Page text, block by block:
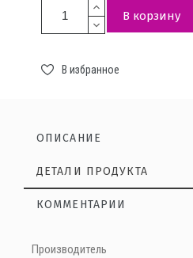
В корзину
В избранное
ОПИСАНИЕ
ДЕТАЛИ ПРОДУКТА
КОММЕНТАРИИ
Производитель
Нет отзывов на данный момент